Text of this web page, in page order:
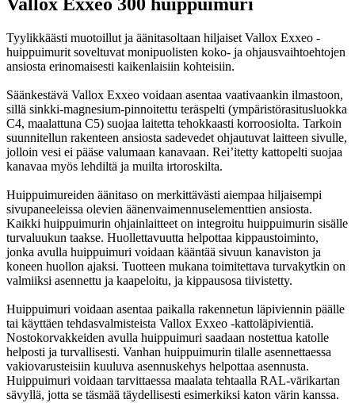
Tyylikkäästi muotoillut ja äänitasoltaan hiljaiset Vallox Exxeo -
huippuimurit soveltuvat monipuolisten koko- ja ohjausvaihtoehtojen
ansiosta erinomaisesti kaikenlaisiin kohteisiin.
Säänkestävä Vallox Exxeo voidaan asentaa vaativaankin ilmastoon,
sillä sinkki-magnesium-pinnoitettu teräspelti (ympäristörasitusluokka
C4, maalattuna C5) suojaa laitetta tehokkaasti korroosiolta. Tarkoin
suunnitellun rakenteen ansiosta sadevedet ohjautuvat laitteen sivulle,
jolloin vesi ei pääse valumaan kanavaan. Rei’itetty kattopelti suojaa
kanavaa myös lehdiltä ja muilta irtoroskilta.
Huippuimureiden äänitaso on merkittävästi aiempaa hiljaisempi
sivupaneeleissa olevien äänenvaimennuselementtien ansiosta.
Kaikki huippuimurin ohjainlaitteet on integroitu huippuimurin sisälle
turvaluukun taakse. Huollettavuutta helpottaa kippaustoiminto,
jonka avulla huippuimuri voidaan kääntää sivuun kanaviston ja
koneen huollon ajaksi. Tuotteen mukana toimitettava turvakytkin on
valmiiksi asennettu ja kaapeloitu, ja kippausosa tiivistetty.
Huippuimuri voidaan asentaa paikalla rakennetun läpiviennin päälle
tai käyttäen tehdasvalmisteista Vallox Exxeo -kattoläpivientiä.
Nostokorvakkeiden avulla huippuimuri saadaan nostettua katolle
helposti ja turvallisesti. Vanhan huippuimurin tilalle asennettaessa
vakiovarusteisiin kuuluva asennuskehys helpottaa asennusta.
Huippuimuri voidaan tarvittaessa maalata tehtaalla RAL-värikartan
sävyllä, jotta se täsmää täydellisesti esimerkiksi katon värin kanssa.